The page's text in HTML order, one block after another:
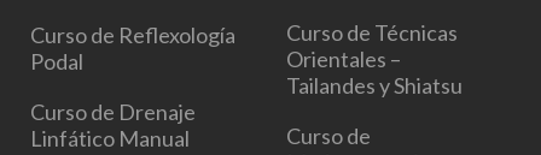
Curso de Reflexología
Podal
Curso de Drenaje
Linfático Manual
Curso de Técnicas
Orientales –
Tailandes y Shiatsu
Curso de